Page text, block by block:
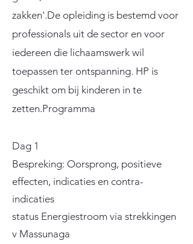
zakken'.De opleiding is bestemd voor
professionals uit de sector en voor
iedereen die lichaamswerk wil
toepassen ter ontspanning. HP is
geschikt om bij kinderen in te
zetten.Programma
Dag 1
Bespreking: Oorsprong, positieve
effecten, indicaties en contra-
indicaties
status Energiestroom via strekkingen
v Massunaga